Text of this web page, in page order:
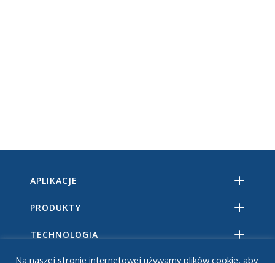
APLIKACJE
PRODUKTY
TECHNOLOGIA
Na naszej stronie internetowej używamy plików cookie, aby